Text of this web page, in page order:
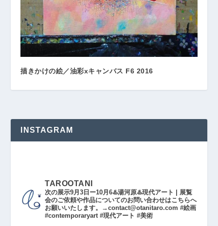
描きかけの絵／油彩xキャンバス F6 2016
INSTAGRAM
TAROOTANI
次の展示9月3日ー10月6♨️湯河原♨️現代アート | 展覧
会のご依頼や作品についてのお問い合わせはこちらへ
お願いいたします。→contact@otanitaro.com #絵画
#contemporaryart #現代アート #美術